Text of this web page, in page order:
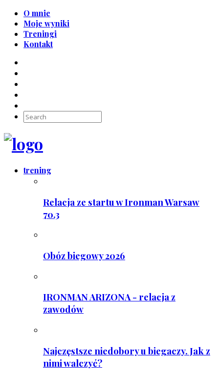
O mnie
Moje wyniki
Treningi
Kontakt
trening
Relacja ze startu w Ironman Warsaw
70.3
Obóz biegowy 2026
IRONMAN ARIZONA - relacja z
zawodów
Najczęstsze niedobory u biegaczy. Jak z
nimi walczyć?